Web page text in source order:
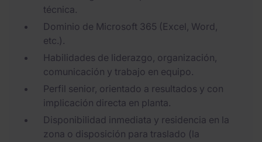
técnica.
Dominio de Microsoft 365 (Excel, Word,
etc.).
Habilidades de liderazgo, organización,
comunicación y trabajo en equipo.
Perfil senior, orientado a resultados y con
implicación directa en planta.
Disponibilidad inmediata y residencia en la
zona o disposición para traslado (la